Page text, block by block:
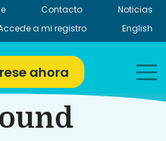
Contacto
Noticias
a mi registro
English
ahora